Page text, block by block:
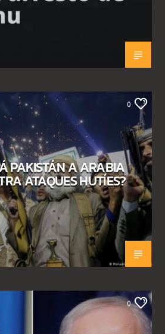
0
PAKISTÁN A ARABIA
ATAQUES HUTÍES?
0